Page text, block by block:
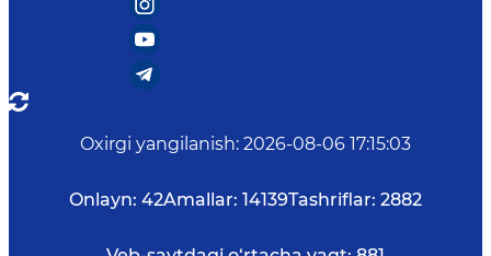
Oxirgi yangilanish: 2026-08-06 17:15:03
Onlayn: 42Amallar: 14139Tashriflar: 2882